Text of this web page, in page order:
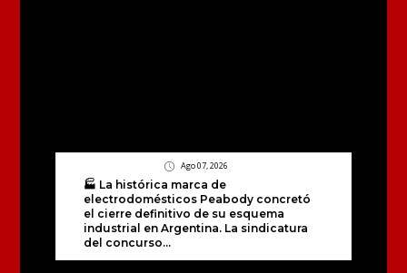
Ago 07, 2026
🏭 La histórica marca de
electrodomésticos Peabody concretó
el cierre definitivo de su esquema
industrial en Argentina. La sindicatura
del concurso...